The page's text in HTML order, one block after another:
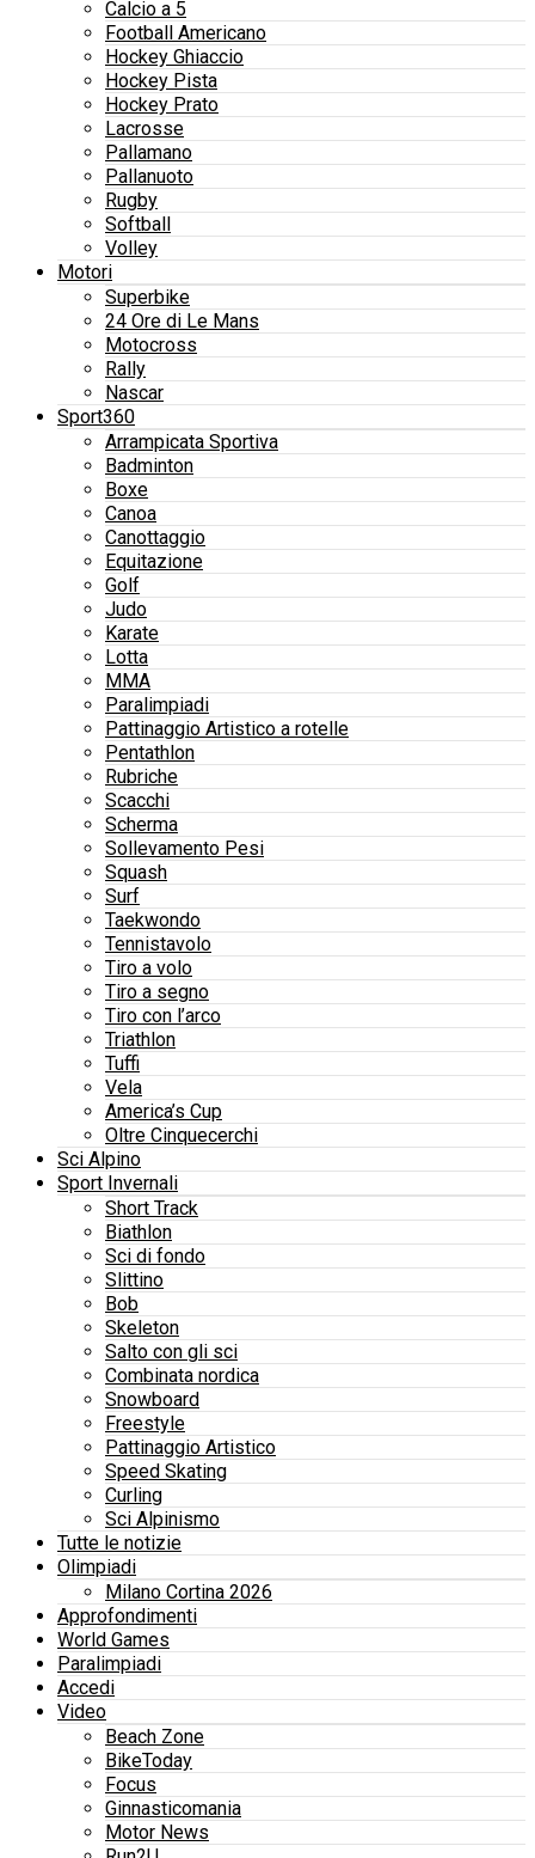
Calcio a 5
Football Americano
Hockey Ghiaccio
Hockey Pista
Hockey Prato
Lacrosse
Pallamano
Pallanuoto
Rugby
Softball
Volley
Motori
Superbike
24 Ore di Le Mans
Motocross
Rally
Nascar
Sport360
Arrampicata Sportiva
Badminton
Boxe
Canoa
Canottaggio
Equitazione
Golf
Judo
Karate
Lotta
MMA
Paralimpiadi
Pattinaggio Artistico a rotelle
Pentathlon
Rubriche
Scacchi
Scherma
Sollevamento Pesi
Squash
Surf
Taekwondo
Tennistavolo
Tiro a volo
Tiro a segno
Tiro con l’arco
Triathlon
Tuffi
Vela
America’s Cup
Oltre Cinquecerchi
Sci Alpino
Sport Invernali
Short Track
Biathlon
Sci di fondo
Slittino
Bob
Skeleton
Salto con gli sci
Combinata nordica
Snowboard
Freestyle
Pattinaggio Artistico
Speed Skating
Curling
Sci Alpinismo
Tutte le notizie
Olimpiadi
Milano Cortina 2026
Approfondimenti
World Games
Paralimpiadi
Accedi
Video
Beach Zone
BikeToday
Focus
Ginnasticomania
Motor News